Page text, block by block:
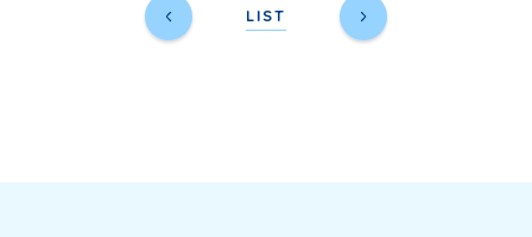
LIST